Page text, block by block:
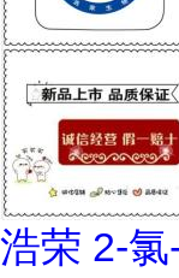
浩荣 2-